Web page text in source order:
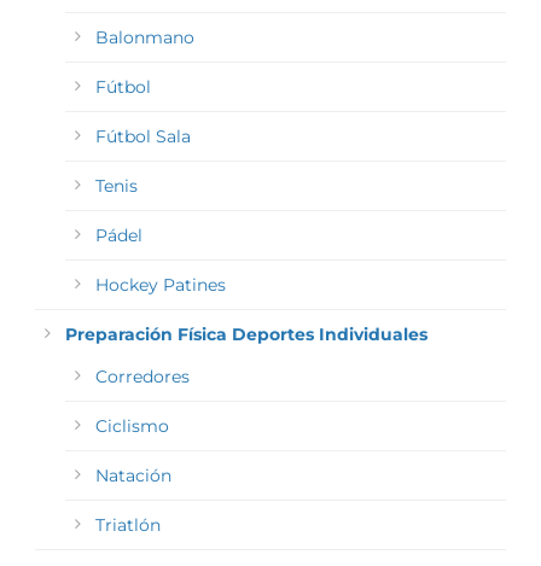
Balonmano
Fútbol
Fútbol Sala
Tenis
Pádel
Hockey Patines
Preparación Física Deportes Individuales
Corredores
Ciclismo
Natación
Triatlón